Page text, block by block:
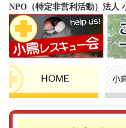
NPO（特定非営利活動）法人